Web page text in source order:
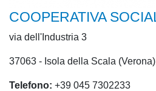
COOPERATIVA
via dell'Industria 3
37063 - Isola della Scala (Verona)
Telefono: +39 045 7302233